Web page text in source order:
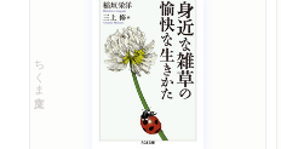
ちくま文庫